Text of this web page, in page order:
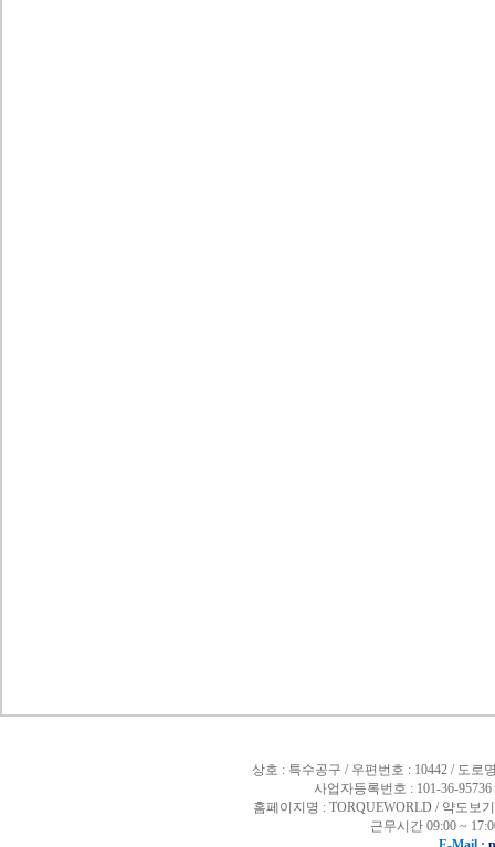
상호 : 특수공구 / 우편번호 : 10442 / 도로
사업자등록번호 : 101-36-95736
홈페이지명 : TORQUEWORLD / 약도보기
근무시간 09:00 ~